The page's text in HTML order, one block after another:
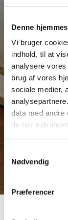
Denne
Vi bruger
indhold, til at
analysere
brug af vores
sociale medier,
data med andre
de har
Nødvendig
Præferencer